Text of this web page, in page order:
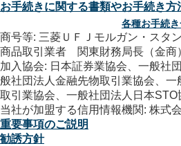
お手続きに関する書類やお手続き
各種お手続
商号等: 三菱ＵＦＪモルガン・スタ
商品取引業者 関東財務局長（金商
加入協会: 日本証券業協会、一般社
般社団法人金融先物取引業協会、
取引業協会、一般社団法人日本STO
当社が加盟する信用情報機関: 株式
重要事項のご説明
勧誘方針